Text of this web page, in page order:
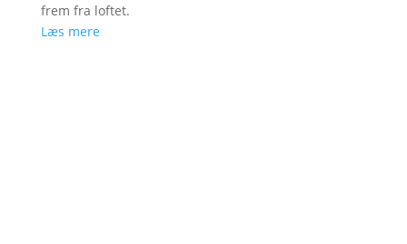
frem fra loftet.
Læs mere